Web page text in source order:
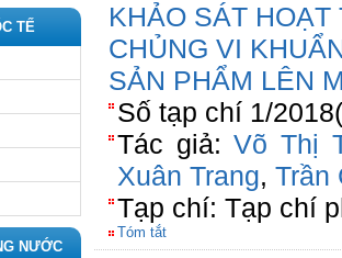
TẾ
NƯỚC
KHẢO SÁT
CHỦNG VI
SẢN PHẨM LÊN
Số tạp chí 1/
Tác giả:Võ Thị
Xuân Trang, Trần
Tạp chí: Tạp chí
Tóm tắt